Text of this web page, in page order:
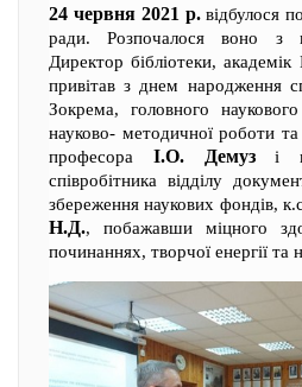
24 червня 2021 р.відбулося
ради. Розпочалося воно з
Директор бібліотеки,
привітав з днем народження
Зокрема, головного наукового
науково- методичної роботи
професора І.О. Демузі
співробітника відділу
збереження наукових фондів,
Н.Д., побажавши міцного
починаннях, творчої енергії та